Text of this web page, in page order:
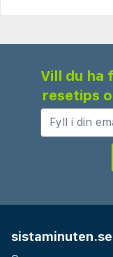
Vill du ha
resetips
sistaminuten.se